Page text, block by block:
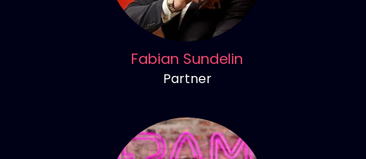
Fabian Sundelin
Partner